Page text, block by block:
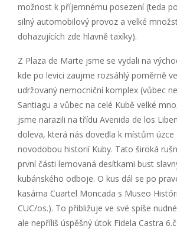
možnost k příjemnému posezení (teda
silný automobilový provoz a velké
dohazujících zde hlavně taxíky).
Z Plaza de Marte jsme se vydali na
kde po levici zaujme rozsáhlý poměrně
udržovaný nemocniční komplex (vůbec
Santiagu a vůbec na celé Kubě velké
jsme narazili na třídu Avenida de los
doleva, která nás dovedla k místům úzce
novodobou historií Kuby. Tato široká
první části lemovaná desítkami bust
kubánského odboje. O kus dál se po
kasárna Cuartel Moncada s Museo
CUC/os.). To přibližuje ve své spíše
ale nepříliš úspěšný útok Fidela Castra